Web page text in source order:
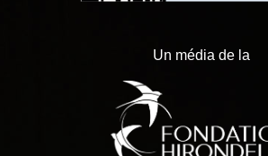
Un média de la